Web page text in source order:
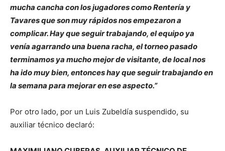
mucha cancha con los jugadores como Rentería y
Tavares que son muy rápidos nos empezaron a
complicar. Hay que seguir trabajando, el equipo ya
venía agarrando una buena racha, el torneo pasado
terminamos ya mucho mejor de visitante, de local nos
ha ido muy bien, entonces hay que seguir trabajando en
la semana para mejorar en ese aspecto.”
Por otro lado, por un Luis Zubeldía suspendido, su
auxiliar técnico declaró: